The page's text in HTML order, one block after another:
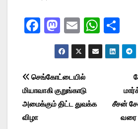
F
e
b
o
M
a
st
o
d
o
E
m
ail
W
h
at
h
ar
Post
navigation
சீசன்
வரை
செங்கோட்டையில்
மியாவாகி குறுங்காடு
அமைக்கும் திட்ட துவக்க
விழா